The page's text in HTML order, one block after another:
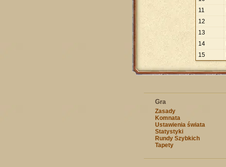
11
12
13
14
15
Gra
Zasady
Komnata
Ustawienia świata
Statystyki
Rundy Szybkich
Tapety